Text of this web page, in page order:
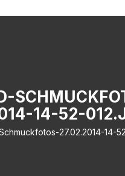
14-52-
27.02.2014-14-